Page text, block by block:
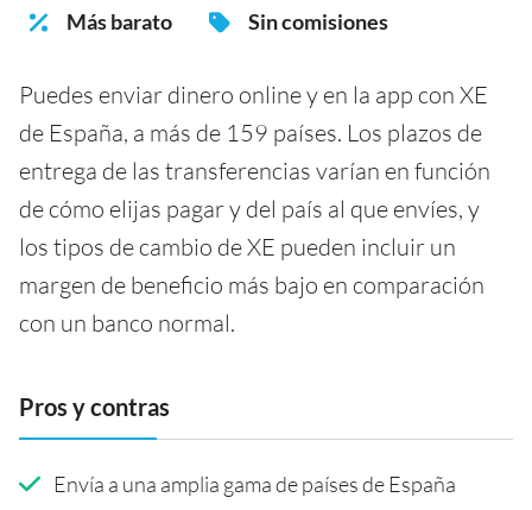
Más barato Sin comisiones
Puedes enviar dinero online y en la app con XE
de España, a más de 159 países. Los plazos de
entrega de las transferencias varían en función
de cómo elijas pagar y del país al que envíes, y
los tipos de cambio de XE pueden incluir un
margen de beneficio más bajo en comparación
con un banco normal.
Pros y contras
Envía a una amplia gama de países de España